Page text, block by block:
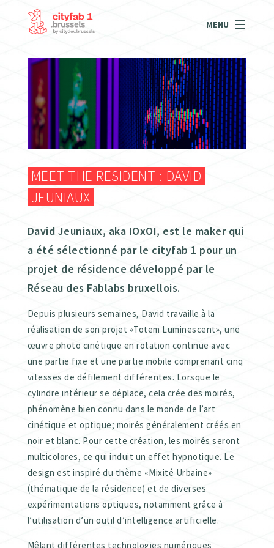
MENU
MEET THE RESIDENT : DAVID
JEUNIAUX
David Jeuniaux, aka IOxOI, est le maker qui
a été sélectionné par le cityfab 1 pour un
projet de résidence développé par le
Réseau des Fablabs bruxellois.
Depuis plusieurs semaines, David travaille à la
réalisation de son projet «Totem Luminescent», une
œuvre photo cinétique en rotation continue avec
une partie fixe et une partie mobile comprenant cinq
vitesses de défilement différentes. Lorsque le
cylindre intérieur se déplace, cela crée des moirés,
phénomène bien connu dans le monde de l’art
cinétique et optique; moirés généralement créés en
noir et blanc. Pour cette création, les moirés seront
multicolores, ce qui induit un effet hypnotique. Le
design est inspiré du thème «Mixité Urbaine»
(thématique de la résidence) et de diverses
expérimentations optiques, notamment grâce à
l’utilisation d’un outil d’intelligence artificielle.
Mêlant différentes technologies numériques